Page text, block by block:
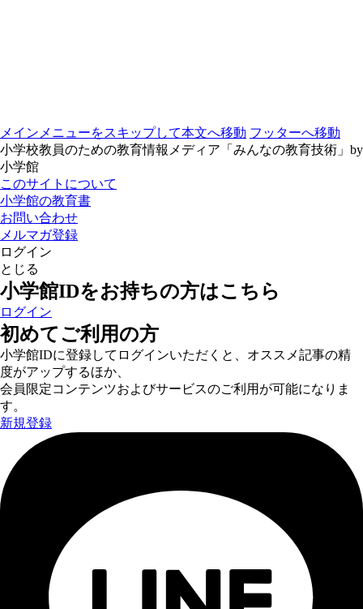
メインメニューをスキップして本文へ移動 フッターへ移動
小学校教員のための教育情報メディア「みんなの教育技術」by
小学館
このサイトについて
小学館の教育書
お問い合わせ
メルマガ登録
ログイン
とじる
小学館IDをお持ちの方はこちら
ログイン
初めてご利用の方
小学館IDに登録してログインいただくと、オススメ記事の精
度がアップするほか、
会員限定コンテンツおよびサービスのご利用が可能になりま
す。
新規登録